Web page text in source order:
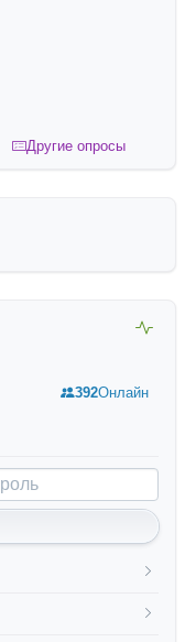
Другие опросы
392Онлайн